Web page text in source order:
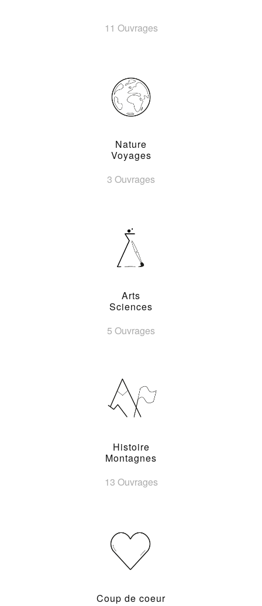
11 Ouvrages
Nature
Voyages
3 Ouvrages
Arts
Sciences
5 Ouvrages
Histoire
Montagnes
13 Ouvrages
Coup de coeur